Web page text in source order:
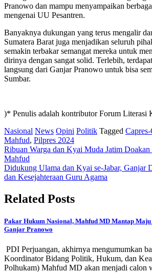
Pranowo dan mampu menyampaikan
mengenai UU Pesantren.
Banyaknya dukungan yang terus mengalir
Sumatera Barat juga menjadikan seluruh
semakin terbakar semangat mereka untuk
dirinya dengan sangat solid. Terlebih,
langsung dari Ganjar Pranowo untuk bisa
Sumbar.
)* Penulis adalah kontributor Forum Literasi
Nasional News Opini Politik Tagged
Mahfud, Pilpres 2024
Post
navigation
Ribuan Warga dan Kyai Muda Jatim
Mahfud
Didukung Ulama dan Kyai se-Jabar, Ganjar
dan Kesejahteraan Guru Agama
Related Posts
Pakar Hukum Nasional, Mahfud MD Mantap Maju
Ganjar Pranowo
PDI Perjuangan, akhirnya mengumumkan
Koordinator Bidang Politik, Hukum, dan
Polhukam) Mahfud MD akan menjadi